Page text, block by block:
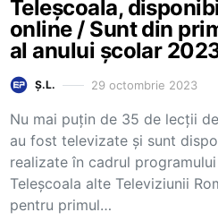
Teleșcoala,
online / Sunt din
al anului școlar
Ș.L. 29 octombrie 2023
Nu mai puțin de 35 de lecții
au fost televizate și sunt
realizate în cadrul
Teleșcoala alte Televiziunii
pentru primul…